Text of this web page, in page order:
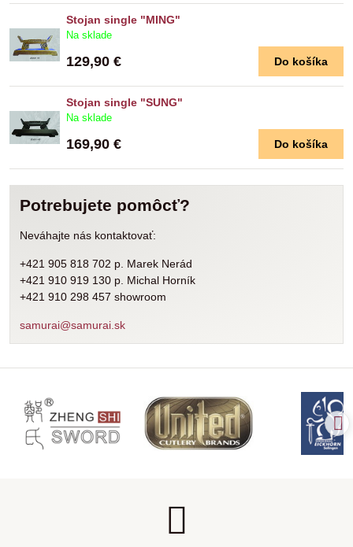
Stojan single "MING"
Na sklade
129,90 € Do košíka
Stojan single "SUNG"
Na sklade
169,90 € Do košíka
Potrebujete pomôcť?
Neváhajte nás kontaktovať:
+421 905 818 702 p. Marek Nerád
+421 910 919 130 p. Michal Horník
+421 910 298 457 showroom
samurai@samurai.sk